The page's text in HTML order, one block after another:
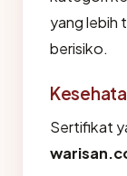
yang lebih
berisiko.
Sertifikat